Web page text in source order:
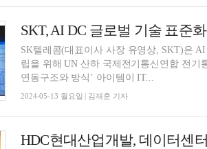
SKT, AI DC 글로벌 기술 표준
SK텔레콤(대표이사 사장 유영상, SKT)은
립을 위해 UN 산하 국제전기통신연합 전기
연동구조와 방식’ 아이템이 IT...
2024-05-13 월요일 | 김재훈 기자
HDC현대산업개발, 데이터센